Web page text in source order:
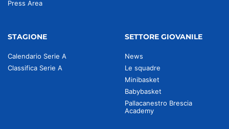
Press Area
STAGIONE
Calendario Serie A
Classifica Serie A
SETTORE GIOVANILE
News
Le squadre
Minibasket
Babybasket
Pallacanestro Brescia
Academy